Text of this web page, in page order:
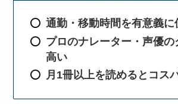
通勤・移動時間を有意義に
プロのナレーター・声優
高い
月1冊以上を読めるとコス